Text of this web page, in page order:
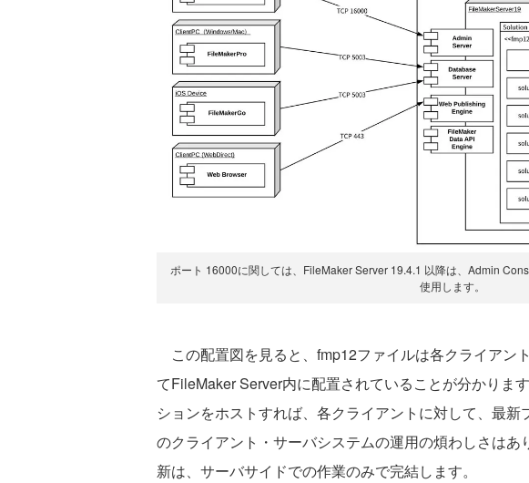
ポート 16000に関しては、FileMaker Server 19.4.1 以降は、Admin
使用します。
この配置図を見ると、fmp12ファイルは各クライアン
てFileMaker Server内に配置されていることが分かりま
ションをホストすれば、各クライアントに対して、最
のクライアント・サーバシステムの運用の煩わしさはあ
新は、サーバサイドでの作業のみで完結します。